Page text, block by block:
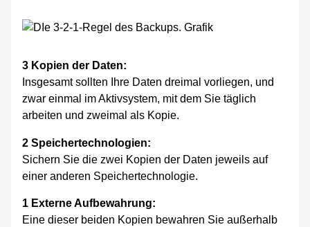
3 Kopien der Daten:
Insgesamt sollten Ihre Daten dreimal vorliegen, und
zwar einmal im Aktivsystem, mit dem Sie täglich
arbeiten und zweimal als Kopie.
2 Speichertechnologien:
Sichern Sie die zwei Kopien der Daten jeweils auf
einer anderen Speichertechnologie.
1 Externe Aufbewahrung:
Eine dieser beiden Kopien bewahren Sie außerhalb